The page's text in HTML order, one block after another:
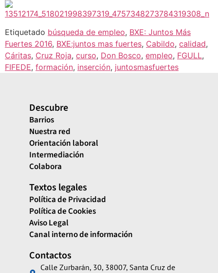
Etiquetado búsqueda de empleo, BXE: Juntos Más
Fuertes 2016, BXE:juntos mas fuertes, Cabildo, calidad,
Cáritas, Cruz Roja, curso, Don Bosco, empleo, FGULL,
FIFEDE, formación, inserción, juntosmasfuertes
Descubre
Barrios
Nuestra red
Orientación laboral
Intermediación
Colabora
Textos legales
Política de Privacidad
Política de Cookies
Aviso Legal
Canal interno de información
Contactos
Calle Zurbarán, 30, 38007, Santa Cruz de